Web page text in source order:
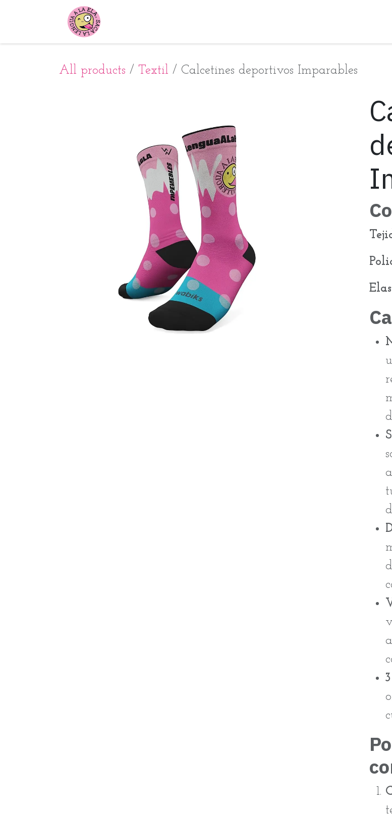
Ir al contenido
All products Textil Calcetines deportivos Imparables